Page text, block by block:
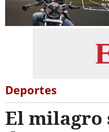
Deportes
El milagro